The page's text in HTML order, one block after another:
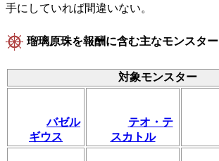
手にしていれば間違いない。
瑠璃原珠を報酬に含む主なモンスター
対象モンスター
バゼル
ギウス
テオ・テ
スカトル